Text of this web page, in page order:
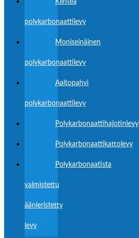
Kiinteä
polykarbonaattilevy
Moniseinäinen
polykarbonaattilevy
Aaltopahvi
polykarbonaattilevy
Polykarbonaattihajotinlevy
Polykarbonaattikattolevy
Polykarbonaatista
valmistettu
äänieristetty
levy